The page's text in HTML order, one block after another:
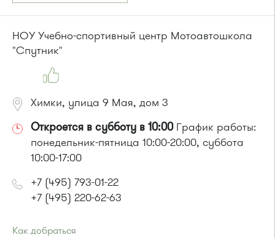
Автобусы № 3, 9, 11, 19, 31, 32.
НОУ Учебно-спортивный центр Мотоавтошкола
"Спутник"
Химки, улица 9 Мая, дом 3
Откроется в субботу в 10:00График работы:
понедельник-пятница 10:00-20:00, суббота
10:00-17:00
+7 (495) 793-01-22
+7 (495) 220-62-63
Как добраться